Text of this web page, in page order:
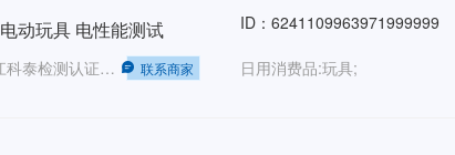
电动玩具 电性能测试
浙江科泰检测认证有限公司 联系商家
ID：6241109963971999999
日用消费品:玩具;